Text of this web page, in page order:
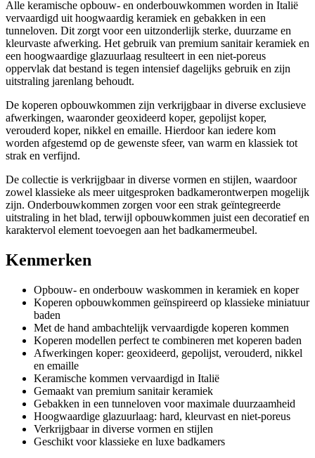
Alle keramische opbouw- en onderbouwkommen worden in Italië
vervaardigd uit hoogwaardig keramiek en gebakken in een
tunneloven. Dit zorgt voor een uitzonderlijk sterke, duurzame en
kleurvaste afwerking. Het gebruik van premium sanitair keramiek en
een hoogwaardige glazuurlaag resulteert in een niet-poreus
oppervlak dat bestand is tegen intensief dagelijks gebruik en zijn
uitstraling jarenlang behoudt.
De koperen opbouwkommen zijn verkrijgbaar in diverse exclusieve
afwerkingen, waaronder geoxideerd koper, gepolijst koper,
verouderd koper, nikkel en emaille. Hierdoor kan iedere kom
worden afgestemd op de gewenste sfeer, van warm en klassiek tot
strak en verfijnd.
De collectie is verkrijgbaar in diverse vormen en stijlen, waardoor
zowel klassieke als meer uitgesproken badkamerontwerpen mogelijk
zijn. Onderbouwkommen zorgen voor een strak geïntegreerde
uitstraling in het blad, terwijl opbouwkommen juist een decoratief en
karaktervol element toevoegen aan het badkamermeubel.
Kenmerken
Opbouw- en onderbouw waskommen in keramiek en koper
Koperen opbouwkommen geïnspireerd op klassieke miniatuur
baden
Met de hand ambachtelijk vervaardigde koperen kommen
Koperen modellen perfect te combineren met koperen baden
Afwerkingen koper: geoxideerd, gepolijst, verouderd, nikkel
en emaille
Keramische kommen vervaardigd in Italië
Gemaakt van premium sanitair keramiek
Gebakken in een tunneloven voor maximale duurzaamheid
Hoogwaardige glazuurlaag: hard, kleurvast en niet-poreus
Verkrijgbaar in diverse vormen en stijlen
Geschikt voor klassieke en luxe badkamers